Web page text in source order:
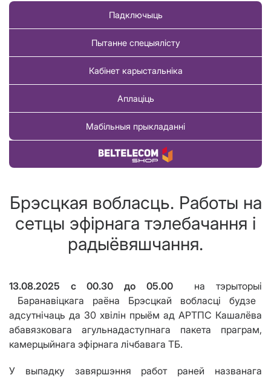
Падключыць
Пытанне спецыялісту
Кабінет карыстальніка
Аплаціць
Мабільныя прыкладанні
Купіць тавар
Брэсцкая вобласць. Работы на
сетцы эфірнага тэлебачання і
радыёвяшчання.
13.08.2025 с 00.30 до 05.00 на тэрыторыi
Баранавіцкага раёна Брэсцкай вобласці будзе
адсутнічаць да 30 хвiлiн прыём ад АРТПС Кашалёва
абавязковага агульнадаступнага пакета праграм,
камерцыйнага эфірнага лічбавага ТБ.
У выпадку завяршэння работ раней названага